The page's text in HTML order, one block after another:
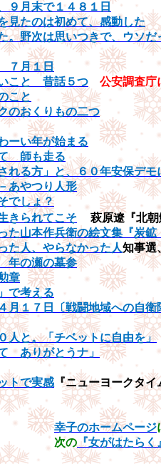
９月末で１４８１日
見たのは初めて、感動した
。野次は思いつきで、ウソだ
７月１日
こと 昔話５つ
公安調査庁
こと
のおくりもの二つ
ーい年が始まる
師も走る
れる方 」と、６０年安保デ
あやつり人形
でしょ？
きられてこそ
萩原遼『北
た山本作兵衛の絵文集『炭鉱
た人、やらなかった人知事選
年の瀬の墓参
章
で考える
月１７日〔戦闘地域への自衛
人と。「チベットに自由を」
ありがとうナ」
トで実感 『ニューヨークタ
幸子のホームページ
次の『女がはたらく